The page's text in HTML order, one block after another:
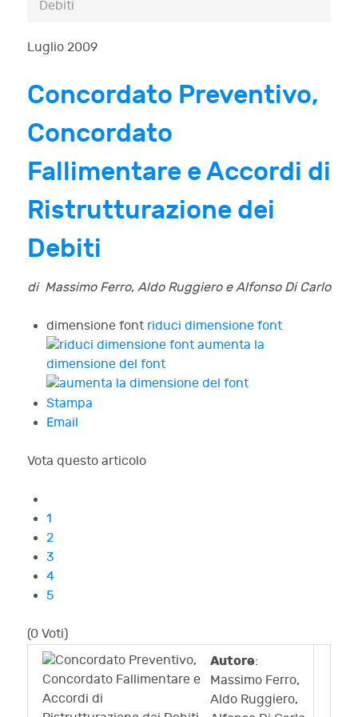
Debiti
Luglio 2009
Concordato Preventivo,
Concordato
Fallimentare e Accordi di
Ristrutturazione dei
Debiti
di Massimo Ferro, Aldo Ruggiero e Alfonso Di Carlo
dimensione font riduci dimensione font
aumenta la
dimensione del font
Stampa
Email
Vota questo articolo
1
2
3
4
5
(0 Voti)
Autore:
Massimo Ferro,
Aldo Ruggiero,